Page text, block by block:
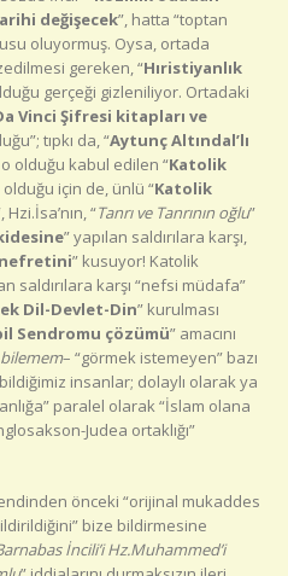
değişecek”, hatta “toptan
oluyormuş. Oysa, ortada
gereken, “Hıristiyanlık
gerçeği gizleniliyor. Ortadaki
Vinci Şifresi kitapları ve
tıpkı da, “Aytunç Altındal’lı
olduğu kabul edilen “Katolik
olduğu için de, ünlü “Katolik
Hzi.İsa’nın, “Tanrı ve Tanrının oğlu”
” yapılan saldırılara karşı,
nefretini” kusuyor! Katolik
saldırılara karşı “nefsi müdafa”
Dil-Devlet-Din” kurulması
Sendromu çözümü” amacını
– “görmek istemeyen” bazı
bildiğimiz insanlar; dolaylı olarak ya
paralel olarak “İslam olana
Judea ortaklığı”
önceki “orijinal mukaddes
bize bildirmesine
İncili’i Hz.Muhammed’i